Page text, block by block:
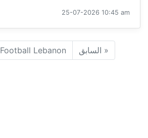
25-07-2026 10:45 am
« السابق Football Lebanon